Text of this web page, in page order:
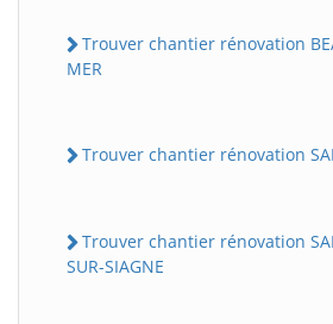
Trouver chantier rénovation
MER
Trouver chantier rénovation
Trouver chantier rénovation
SUR-SIAGNE